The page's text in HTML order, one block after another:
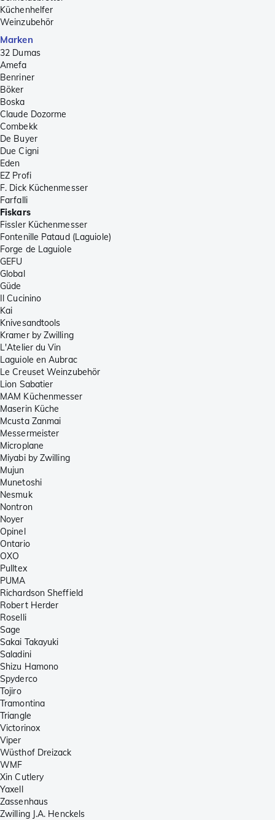
Küchenhelfer
Weinzubehör
Marken
32 Dumas
Amefa
Benriner
Böker
Boska
Claude Dozorme
Combekk
De Buyer
Due Cigni
Eden
EZ Profi
F. Dick Küchenmesser
Farfalli
Fiskars
Fissler Küchenmesser
Fontenille Pataud (Laguiole)
Forge de Laguiole
GEFU
Global
Güde
Il Cucinino
Kai
Knivesandtools
Kramer by Zwilling
L'Atelier du Vin
Laguiole en Aubrac
Le Creuset Weinzubehör
Lion Sabatier
MAM Küchenmesser
Maserin Küche
Mcusta Zanmai
Messermeister
Microplane
Miyabi by Zwilling
Mujun
Munetoshi
Nesmuk
Nontron
Noyer
Opinel
Ontario
OXO
Pulltex
PUMA
Richardson Sheffield
Robert Herder
Roselli
Sage
Sakai Takayuki
Saladini
Shizu Hamono
Spyderco
Tojiro
Tramontina
Triangle
Victorinox
Viper
Wüsthof Dreizack
WMF
Xin Cutlery
Yaxell
Zassenhaus
Zwilling J.A. Henckels